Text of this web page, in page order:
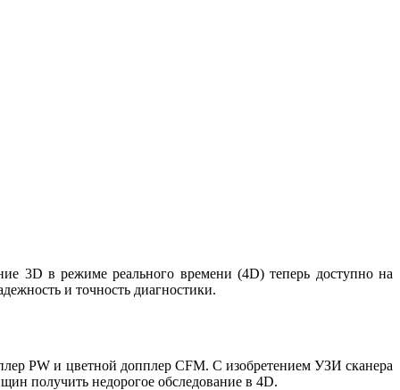
3D в режиме реального времени (4D) теперь доступно на
и точность диагностики.
PW и цветной допплер CFM. С изобретением УЗИ сканера
получить недорогое обследование в 4D.